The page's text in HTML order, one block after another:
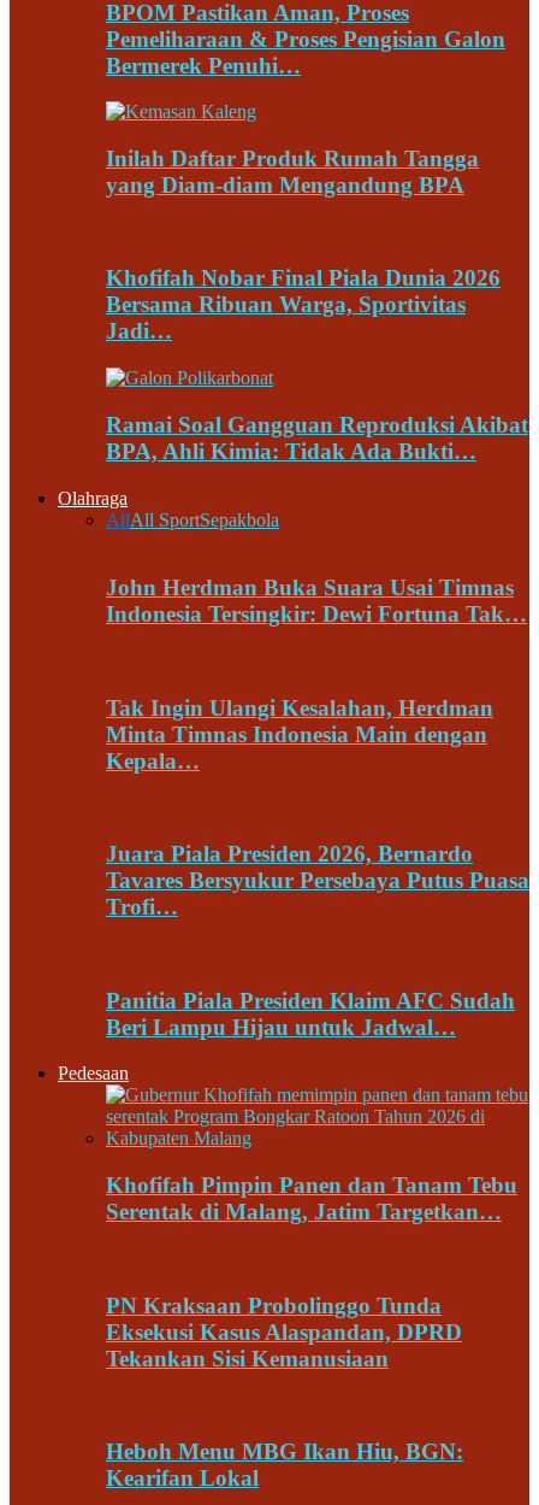
BPOM Pastikan Aman, Proses
Pemeliharaan & Proses Pengisian Galon
Bermerek Penuhi…
Inilah Daftar Produk Rumah Tangga
yang Diam-diam Mengandung BPA
Khofifah Nobar Final Piala Dunia 2026
Bersama Ribuan Warga, Sportivitas
Jadi…
Ramai Soal Gangguan Reproduksi Akibat
BPA, Ahli Kimia: Tidak Ada Bukti…
Olahraga
AllAll SportSepakbola
John Herdman Buka Suara Usai Timnas
Indonesia Tersingkir: Dewi Fortuna Tak…
Tak Ingin Ulangi Kesalahan, Herdman
Minta Timnas Indonesia Main dengan
Kepala…
Juara Piala Presiden 2026, Bernardo
Tavares Bersyukur Persebaya Putus Puasa
Trofi…
Panitia Piala Presiden Klaim AFC Sudah
Beri Lampu Hijau untuk Jadwal…
Pedesaan
Khofifah Pimpin Panen dan Tanam Tebu
Serentak di Malang, Jatim Targetkan…
PN Kraksaan Probolinggo Tunda
Eksekusi Kasus Alaspandan, DPRD
Tekankan Sisi Kemanusiaan
Heboh Menu MBG Ikan Hiu, BGN:
Kearifan Lokal